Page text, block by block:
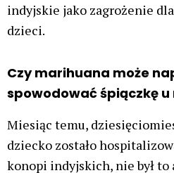
indyjskie jako zagrożenie
dzieci.
Czy marihuana może
spowodować śpiączkę
Miesiąc temu,
dziecko zostało
konopi indyjskich, nie był